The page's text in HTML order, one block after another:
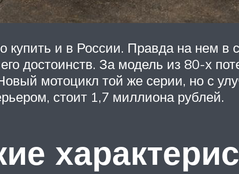
купить и в России. Правда на нем
достоинств. За модель из 80-х
мотоцикл той же серии, но с
стоит 1,7 миллиона рублей.